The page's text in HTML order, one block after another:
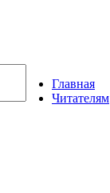
Главная
Читателям